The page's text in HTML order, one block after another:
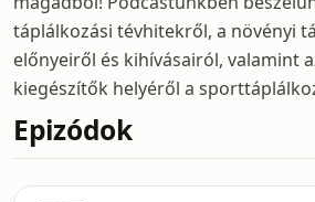
táplálkozási tévhitekről, a növényi
előnyeiről és kihívásairól, valamint
kiegészítők helyéről a
Epizódok